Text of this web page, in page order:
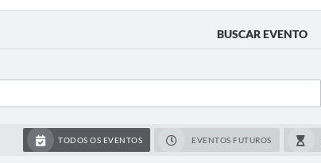
BUSCAR EVENTO
TODOS OS EVENTOS EVENTOS FUTUROS